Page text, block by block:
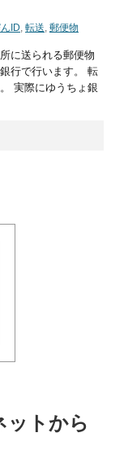
ID, 転送, 郵便物
に送られる郵便物
行で行います。 転
実際にゆうちょ銀
ットから